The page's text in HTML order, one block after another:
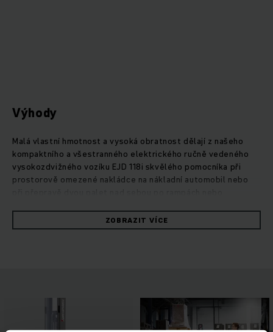
Výhody
Malá vlastní hmotnost a vysoká obratnost dělají z našeho
kompaktního a všestranného elektrického ručně vedeného
vysokozdvižného vozíku EJD 118i skvělého pomocníka při
prostorově omezené nakládce na nákladní automobil nebo
lithium-iontové baterii s integrovanou nabíjecí technologií
maximální efektivitu a vysokou flexibilitu. Spojovací táhlo
použití v provozovnách s frekvencí pohybu osob. Odrazky pro
lepší viditelnost a dlouhá oj s dostatečně velkým prostorem
mezi vozíkem a obsluhou zaručují vysokou bezpečnost při
ZOBRAZIT VÍCE